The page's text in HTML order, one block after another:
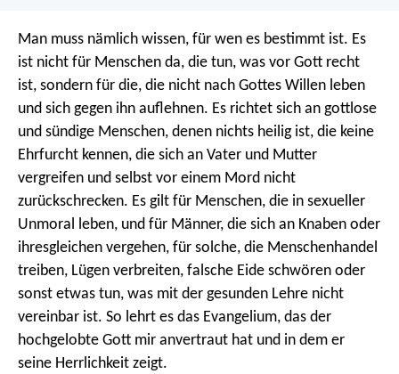
Man muss nämlich wissen, für wen es bestimmt ist. Es
ist nicht für Menschen da, die tun, was vor Gott recht
ist, sondern für die, die nicht nach Gottes Willen leben
und sich gegen ihn auflehnen. Es richtet sich an gottlose
und sündige Menschen, denen nichts heilig ist, die keine
Ehrfurcht kennen, die sich an Vater und Mutter
vergreifen und selbst vor einem Mord nicht
zurückschrecken. Es gilt für Menschen, die in sexueller
Unmoral leben, und für Männer, die sich an Knaben oder
ihresgleichen vergehen, für solche, die Menschenhandel
treiben, Lügen verbreiten, falsche Eide schwören oder
sonst etwas tun, was mit der gesunden Lehre nicht
vereinbar ist. So lehrt es das Evangelium, das der
hochgelobte Gott mir anvertraut hat und in dem er
seine Herrlichkeit zeigt.